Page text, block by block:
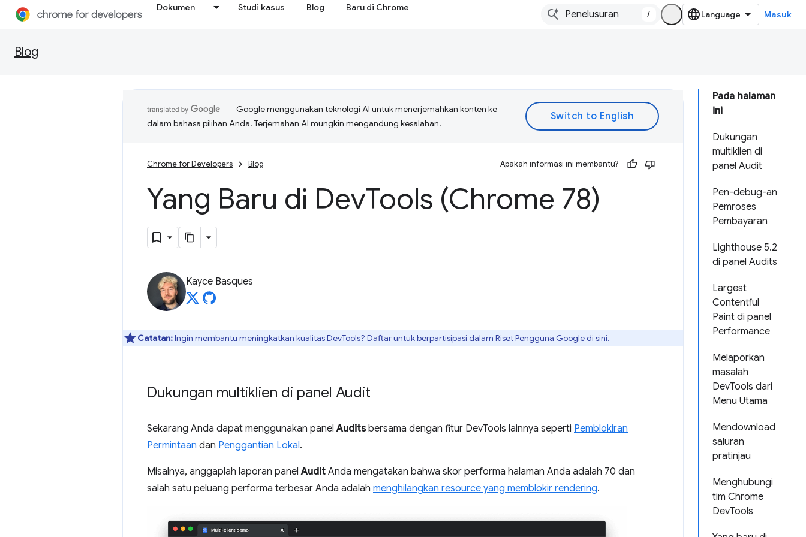
Dokumen Studi kasus Blog Baru di Chrome
/ Masuk
Blog
Pada halaman
ini
Dukungan
multiklien di
panel Audit
Pen-debug-an
Pemroses
Pembayaran
Lighthouse 5.2
di panel Audits
Largest
Contentful
Paint di panel
Performance
Melaporkan
masalah
DevTools dari
Menu Utama
Mendownload
saluran
pratinjau
Menghubungi
tim Chrome
DevTools
Google menggunakan teknologi AI untuk menerjemahkan konten ke
dalam bahasa pilihan Anda. Terjemahan AI mungkin mengandung kesalahan.
Chrome for Developers Blog Apakah informasi ini membantu?
Yang Baru di DevTools (Chrome 78)
Kayce Basques
Catatan:Ingin membantu meningkatkan kualitas DevTools? Daftar untuk berpartisipasi dalam Riset Pengguna Google di sini.
Dukungan multiklien di panel Audit
Sekarang Anda dapat menggunakan panelAuditsbersama dengan fitur DevTools lainnya seperti Pemblokiran
Permintaan dan Penggantian Lokal.
Misalnya, anggaplah laporan panelAudit Anda mengatakan bahwa skor performa halaman Anda adalah 70 dan
salah satu peluang performa terbesar Anda adalah menghilangkan resource yang memblokir rendering.